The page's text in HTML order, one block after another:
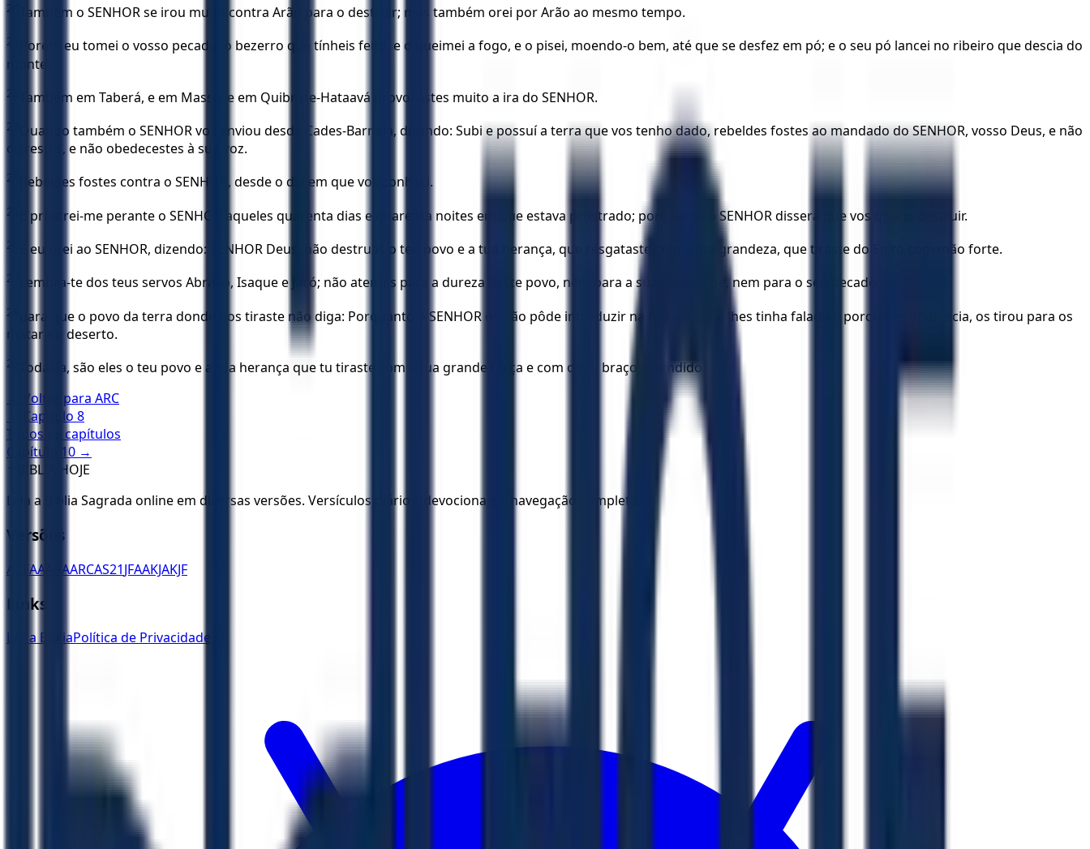
20 Também o SENHOR se irou muito contra Arão para o destruir; mas também orei por Arão ao mesmo tempo.
21
Porém eu tomei o vosso pecado, o bezerro que tínheis feito, e o queimei a fogo, e o pisei, moendo-o bem, até que se desfez em pó; e o seu pó lancei no ribeiro que descia do
monte.
22 Também em Taberá, e em Massá, e em Quibrote-Hataavá provocastes muito a ira do SENHOR.
23
Quando também o SENHOR vos enviou desde Cades-Barneia, dizendo: Subi e possuí a terra que vos tenho dado, rebeldes fostes ao mandado do SENHOR, vosso Deus, e não
o crestes, e não obedecestes à sua voz.
24 Rebeldes fostes contra o SENHOR, desde o dia em que vos conheci.
25 E prostrei-me perante o SENHOR aqueles quarenta dias e quarenta noites em que estava prostrado; porquanto o SENHOR dissera que vos queria destruir.
26 E eu orei ao SENHOR, dizendo: SENHOR Deus, não destruas o teu povo e a tua herança, que resgataste com a tua grandeza, que tiraste do Egito com mão forte.
27 Lembra-te dos teus servos Abraão, Isaque e Jacó; não atentes para a dureza deste povo, nem para a sua impiedade, nem para o seu pecado,
28
para que o povo da terra donde nos tiraste não diga: Porquanto o SENHOR os não pôde introduzir na terra de que lhes tinha falado e porque os aborrecia, os tirou para os
matar no deserto.
29
Todavia, são eles o teu povo e a tua herança que tu tiraste com a tua grande força e com o teu braço estendido.
← Voltar para ARC
← Capítulo 8
Todos os capítulos
Capítulo
10 →
BÍBLIA HOJE
Leia a Bíblia Sagrada online em diversas versões. Versículos diários, devocionais e navegação completa.
Versões
ACFAA ARAARCAS21JFAAKJAKJF
Links
Ler a BíbliaPolítica de Privacidade